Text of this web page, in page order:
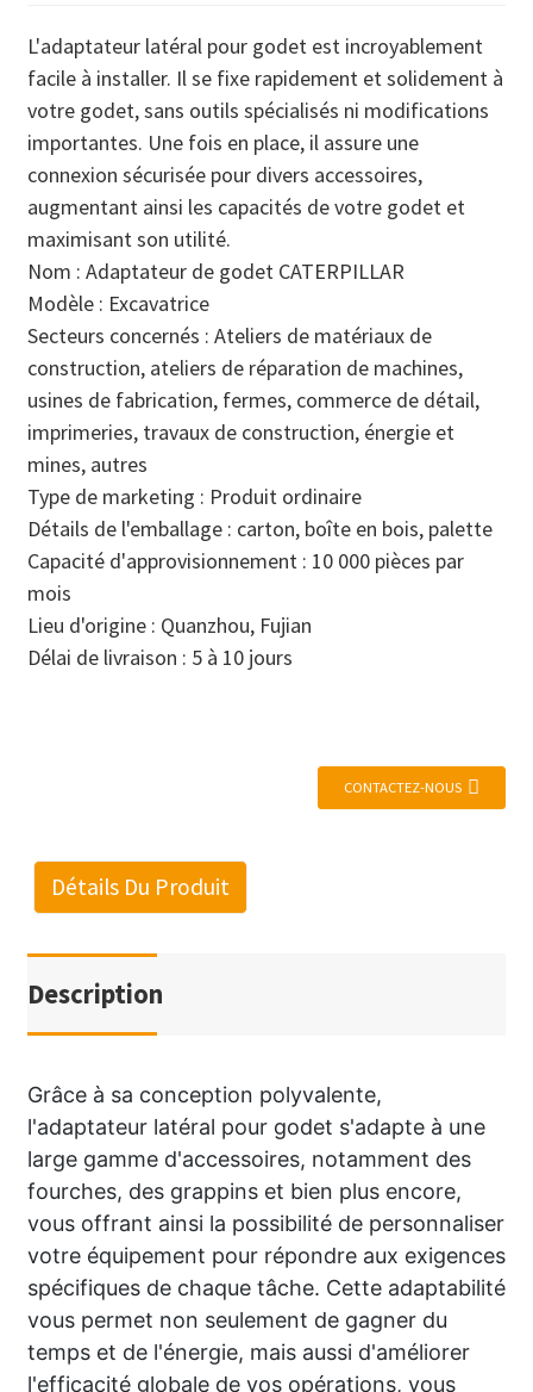
L'adaptateur latéral pour godet est incroyablement
facile à installer. Il se fixe rapidement et solidement à
votre godet, sans outils spécialisés ni modifications
importantes. Une fois en place, il assure une
connexion sécurisée pour divers accessoires,
augmentant ainsi les capacités de votre godet et
maximisant son utilité.
Nom : Adaptateur de godet CATERPILLAR
Modèle : Excavatrice
Secteurs concernés : Ateliers de matériaux de
construction, ateliers de réparation de machines,
usines de fabrication, fermes, commerce de détail,
imprimeries, travaux de construction, énergie et
mines, autres
Type de marketing : Produit ordinaire
Détails de l'emballage : carton, boîte en bois, palette
Capacité d'approvisionnement : 10 000 pièces par
mois
Lieu d'origine : Quanzhou, Fujian
Délai de livraison : 5 à 10 jours
CONTACTEZ-NOUS
Détails Du Produit
Description
Grâce à sa conception polyvalente,
l'adaptateur latéral pour godet s'adapte à une
large gamme d'accessoires, notamment des
fourches, des grappins et bien plus encore,
vous offrant ainsi la possibilité de personnaliser
votre équipement pour répondre aux exigences
spécifiques de chaque tâche. Cette adaptabilité
vous permet non seulement de gagner du
temps et de l'énergie, mais aussi d'améliorer
l'efficacité globale de vos opérations, vous